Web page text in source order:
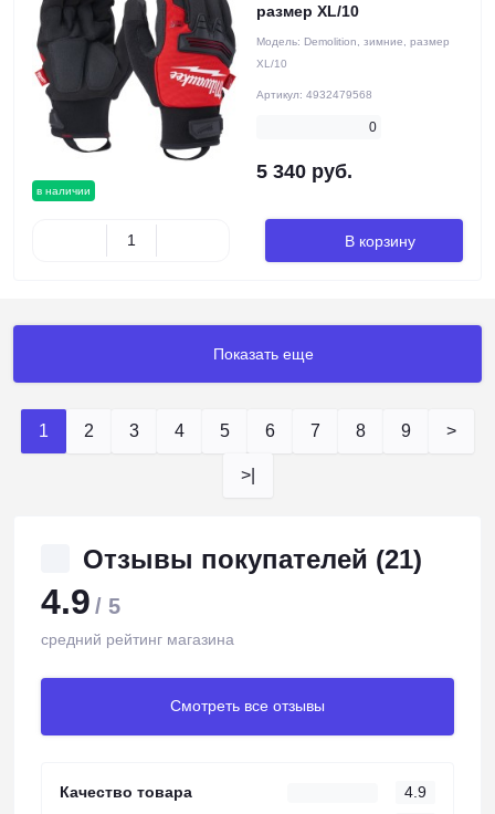
в наличии
размер XL/10
Модель: Demolition, зимние, размер
XL/10
Артикул: 4932479568
0
5 340 руб.
В корзину
Показать еще
1 2 3 4 5 6 7 8 9 >
>|
Отзывы покупателей (21)
4.9 / 5
средний рейтинг магазина
Смотреть все отзывы
Качество товара
4.9